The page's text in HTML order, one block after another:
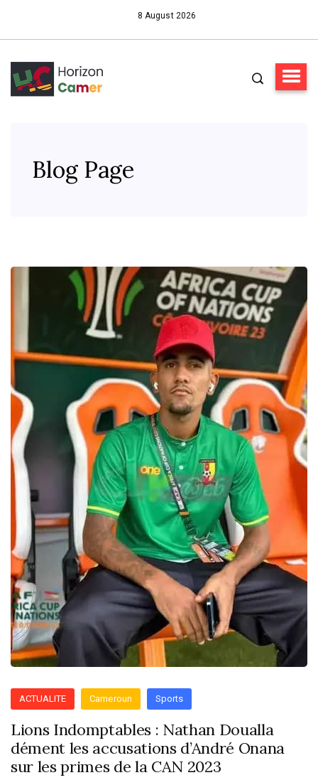
8 August 2026
Blog Page
ACTUALITE Cameroun Sports
Lions Indomptables : Nathan Doualla
dément les accusations d’André Onana
sur les primes de la CAN 2023